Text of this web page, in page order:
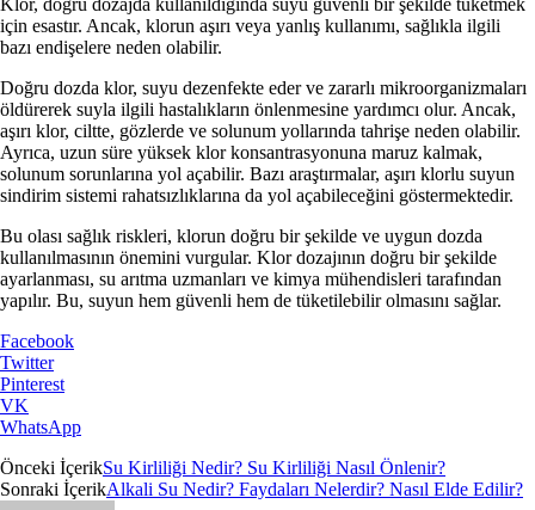
Klor, doğru dozajda kullanıldığında suyu güvenli bir şekilde tüketmek
için esastır. Ancak, klorun aşırı veya yanlış kullanımı, sağlıkla ilgili
bazı endişelere neden olabilir.
Doğru dozda klor, suyu dezenfekte eder ve zararlı mikroorganizmaları
öldürerek suyla ilgili hastalıkların önlenmesine yardımcı olur. Ancak,
aşırı klor, ciltte, gözlerde ve solunum yollarında tahrişe neden olabilir.
Ayrıca, uzun süre yüksek klor konsantrasyonuna maruz kalmak,
solunum sorunlarına yol açabilir. Bazı araştırmalar, aşırı klorlu suyun
sindirim sistemi rahatsızlıklarına da yol açabileceğini göstermektedir.
Bu olası sağlık riskleri, klorun doğru bir şekilde ve uygun dozda
kullanılmasının önemini vurgular. Klor dozajının doğru bir şekilde
ayarlanması, su arıtma uzmanları ve kimya mühendisleri tarafından
yapılır. Bu, suyun hem güvenli hem de tüketilebilir olmasını sağlar.
Facebook
Twitter
Pinterest
VK
WhatsApp
Önceki İçerikSu Kirliliği Nedir? Su Kirliliği Nasıl Önlenir?
Sonraki İçerikAlkali Su Nedir? Faydaları Nelerdir? Nasıl Elde Edilir?